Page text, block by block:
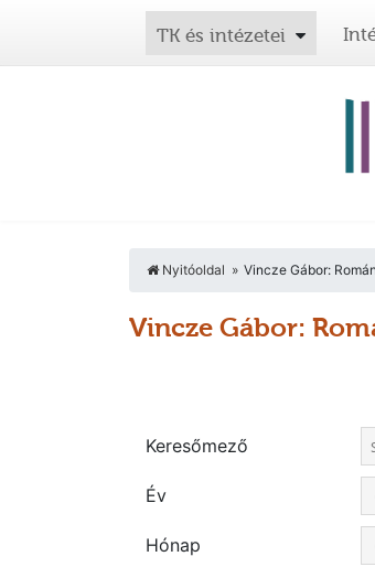
TK és intézetei
Nyitóoldal Vincze Gábor:
Vincze Gábor:
Keresőmező
Év
Hónap